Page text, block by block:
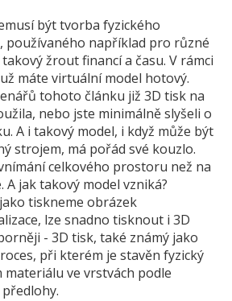
být tvorba fyzického
používaného například pro různé
žrout financí a času. V rámci
máte virtuální model hotový.
tohoto článku již 3D tisk na
nebo jste minimálně slyšeli o
A i takový model, i když může být
strojem, má pořád své kouzlo.
celkového prostoru než na
A jak takový model vzniká?
tiskneme obrázek
lze snadno tisknout i 3D
- 3D tisk, také známý jako
při kterém je stavěn fyzický
ve vrstvách podle